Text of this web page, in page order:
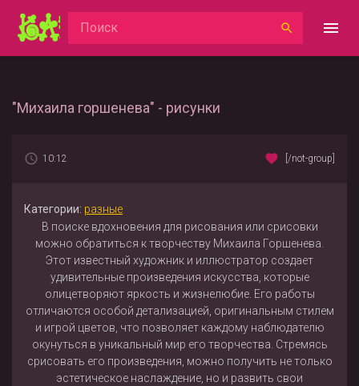
"Михаила горшенева" - рисунки
10:12 [/not-group]
Категории: разные
В поиске вдохновения для рисования или срисовки
можно обратиться к творчеству Михаила Горшенева.
Этот известный художник и иллюстратор создает
удивительные произведения искусства, которые
олицетворяют яркость и жизнелюбие. Его работы
отличаются особой детализацией, оригинальным стилем
и игрой цветов, что позволяет каждому наблюдателю
окунуться в уникальный мир его творчества. Стремясь
срисовать его произведения, можно получить не только
эстетическое наслаждение, но и развить свои